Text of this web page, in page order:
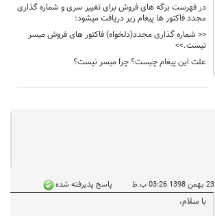
در فهرست برگه های فروش برای تغییر سری و شماره گذاری
مجدد فاکتور ها پیغام زیر دریافت میشود:
<< شماره گذاری مجدد(دلخواه) فاکتور های فروش میسر
نیست.>>
علت این پیغام چیست؟ چرا میسر نیست؟
23 بهمن 1398 03:26 ب.ظ پاسخ پذيرفته شده
با سلام،